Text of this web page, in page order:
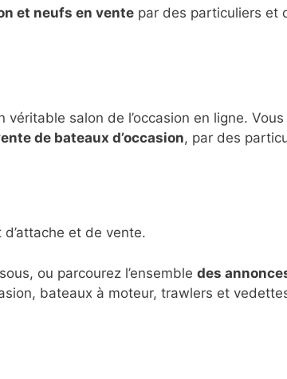
et neufs en vente par des particuliers et
véritable salon de l’occasion en ligne.
de bateaux d’occasion, par des
et de vente.
ou parcourez l’ensemble des
bateaux à moteur, trawlers et